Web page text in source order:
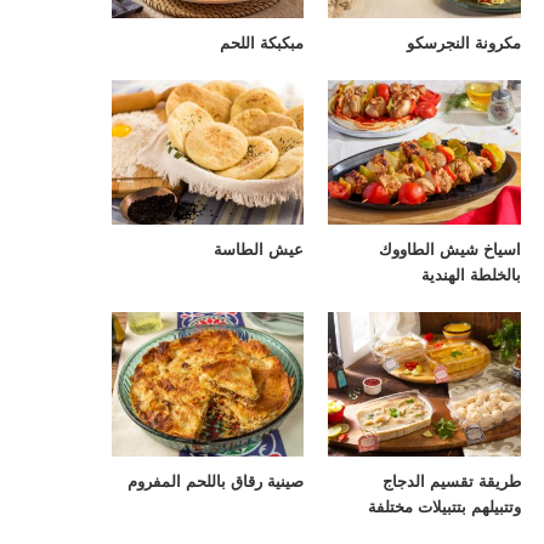
مكرونة النجرسكو مبكبكة اللحم
اسياخ شيش الطاووك
بالخلطة الهندية
عيش الطاسة
طريقة تقسيم الدجاج
وتتبيلهم بتتبيلات مختلفة
صينية رقاق باللحم المفروم